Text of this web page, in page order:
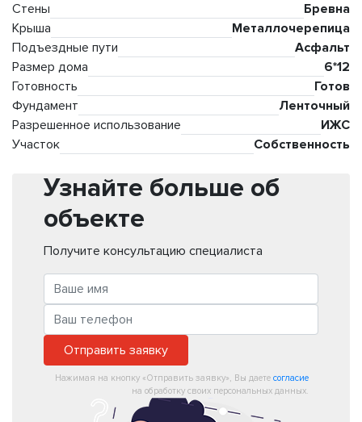
Стены
Бревна
Крыша
Металлочерепица
Подъездные пути
Асфальт
Размер дома
6*12
Готовность
Готов
Фундамент
Ленточный
Разрешенное использование
ИЖС
Участок
Собственность
Узнайте больше об
объекте
Получите консультацию специалиста
Отправить заявку
Нажимая на кнопку «Отправить заявку», Вы даете согласие
на обработку своих персональных данных.